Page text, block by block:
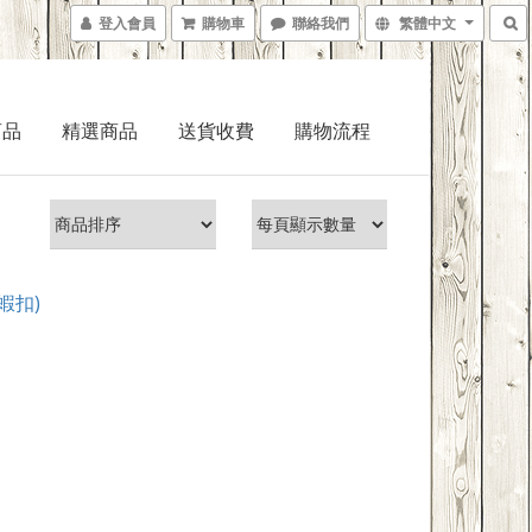
登入會員 購物車 聯絡我們 繁體中文
精選商品 送貨收費 購物流程